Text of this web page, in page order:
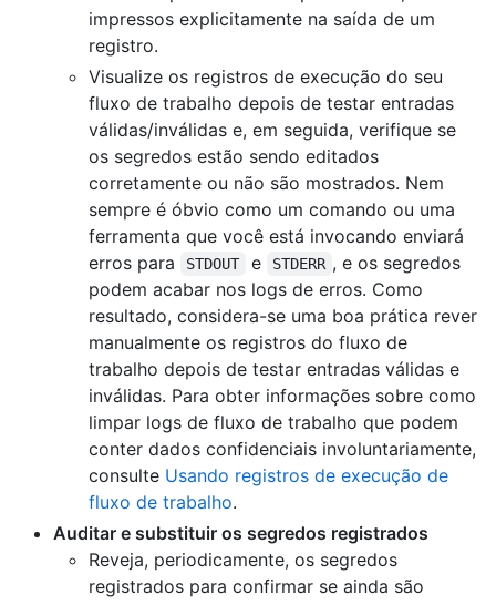
impressos explicitamente na saída de um
registro.
Visualize os registros de execução do seu
fluxo de trabalho depois de testar entradas
válidas/inválidas e, em seguida, verifique se
os segredos estão sendo editados
corretamente ou não são mostrados. Nem
sempre é óbvio como um comando ou uma
ferramenta que você está invocando enviará
erros para
STDOUT e STDERR , e os segredos
podem acabar nos logs de erros. Como
resultado, considera-se uma boa prática rever
manualmente os registros do fluxo de
trabalho depois de testar entradas válidas e
inválidas. Para obter informações sobre como
limpar logs de fluxo de trabalho que podem
conter dados confidenciais involuntariamente,
consulte Usando registros de execução de
fluxo de trabalho.
Auditar e substituir os segredos registrados
Reveja, periodicamente, os segredos
registrados para confirmar se ainda são